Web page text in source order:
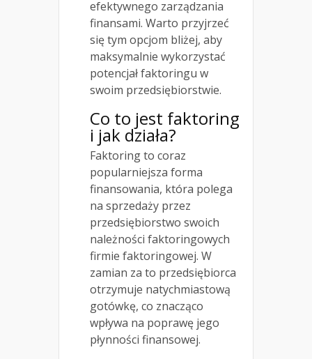
efektywnego zarządzania
finansami. Warto przyjrzeć
się tym opcjom bliżej, aby
maksymalnie wykorzystać
potencjał faktoringu w
swoim przedsiębiorstwie.
Co to jest faktoring
i jak działa?
Faktoring to coraz
popularniejsza forma
finansowania, która polega
na sprzedaży przez
przedsiębiorstwo swoich
należności faktoringowych
firmie faktoringowej. W
zamian za to przedsiębiorca
otrzymuje natychmiastową
gotówkę, co znacząco
wpływa na poprawę jego
płynności finansowej.